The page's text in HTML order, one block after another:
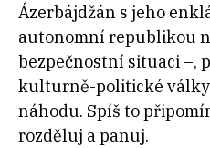
Ázerbájdžán s jeho
autonomní republikou
bezpečnostní situaci –,
kulturně-politické
náhodu. Spíš to
rozděluj a panuj.